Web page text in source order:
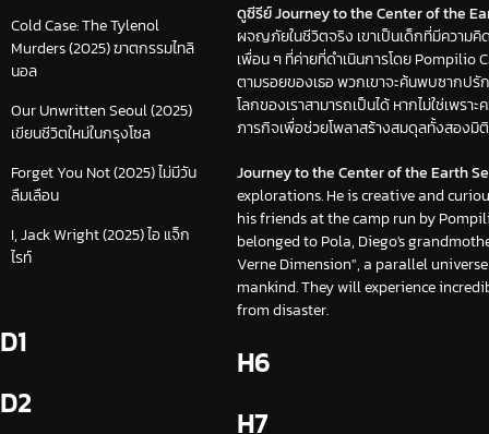
Cold Case: The Tylenol
Murders (2025) ฆาตกรรมไทลิ
นอล
Our Unwritten Seoul (2025)
เขียนชีวิตใหม่ในกรุงโซล
Forget You Not (2025) ไม่มีวัน
ลืมเลือน
I, Jack Wright (2025) ไอ แจ็ก
ไรท์
D1
D2
ดูซีรีย์ Journey to the Center of the
ผจญภัยในชีวิตจริง เขาเป็นเด็กที่มีความคิ
เพื่อน ๆ ที่ค่ายที่ดำเนินการโดย Pompilio
ตามรอยของเธอ พวกเขาจะค้นพบซากป
โลกของเราสามารถเป็นได้ หากไม่ใช่เพ
ภารกิจเพื่อช่วยโพลาสร้างสมดุลทั้งสองมิ
Journey to the Center of the Earth
explorations. He is creative and
his friends at the camp run by
belonged to Pola, Diego's
Verne Dimension", a parallel
mankind. They will experience
from disaster.
H6
H7